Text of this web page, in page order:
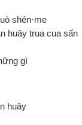
shén·me
huây trua cua sấn
gì
huây